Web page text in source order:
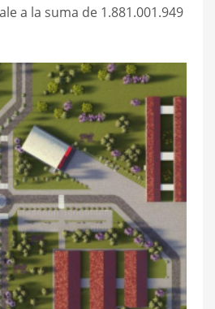
a la suma de 1.881.001.949